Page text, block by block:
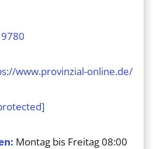
www.provinzial-online.de/
Montag bis Freitag 08:00